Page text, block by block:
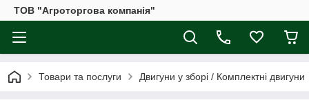
ТОВ "Агроторгова компанія"
Товари та послуги Двигуни у зборі / Комплектні двигуни